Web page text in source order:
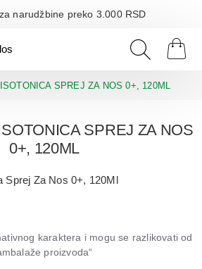
narudžbine preko 3.000 RSD
SPREJ ZA NOS 0+, 120ML
SPREJ ZA NOS
0+, 120ML
karaktera i mogu se razlikovati od
proizvoda“